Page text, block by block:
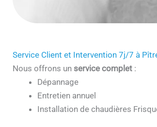
Service Client et Intervention 7j/7 à
Nous offrons un service complet:
Dépannage
Entretien annuel
Installation de chaudières